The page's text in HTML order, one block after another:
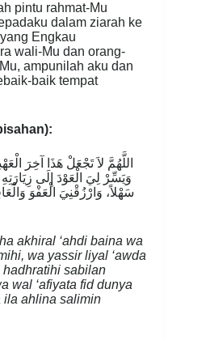
pintu rahmat-Mu
dalam ziarah ke
Engkau
wali-Mu dan orang-
ampunilah aku dan
baik tempat
اللَّهُمَّ لاَ تَجْعَلْ هَذَا آخِرَ
وَيَسِّرْ لِيَ الْعَوْدَ إِلَى
سَهْلاً، وَارْزُقْنِيَ الْعَفْوَ
akhiral ‘ahdi baina wa
wa yassir liyal ‘awda
hadhratihi sabilan
wal ‘afiyata fid dunya
ila ahlina salimin